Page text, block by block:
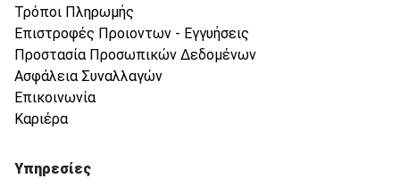
Τρόποι Πληρωμής
Επιστροφές Προιοντων - Εγγυήσεις
Προστασία Προσωπικών Δεδομένων
Ασφάλεια Συναλλαγών
Επικοινωνία
Καριέρα
Υπηρεσίες